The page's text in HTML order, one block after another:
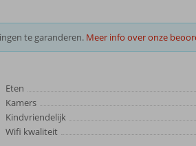
te garanderen. Meer info over onze
Eten
Kamers
Kindvriendelijk
Wifi kwaliteit